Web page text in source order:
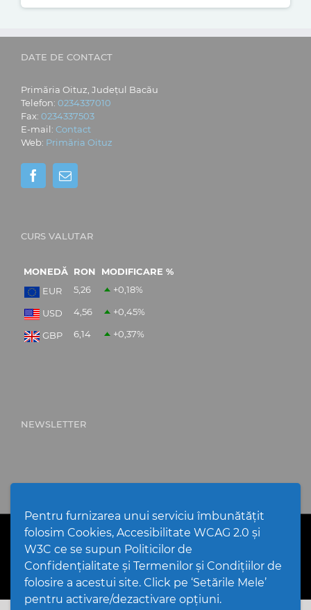
Pentru furnizarea unui serviciu îmbunătățit
folosim Cookies, Accesibilitate WCAG 2.0 și
W3C ce se supun Politicilor de
Confidențialitate și Termenilor și Condițiilor de
folosire a acestui site. Click pe ‘Setările Mele’
pentru activare/dezactivare opțiuni.
DATE DE CONTACT
Primăria Oituz, Județul Bacău
Telefon: 0234337010
Fax: 0234337503
E-mail: Contact
Web: Primăria Oituz
CURS VALUTAR
MONEDĂ RON
MODIFICARE %
EUR
5,26 +0,18%
USD 4,56 +0,45%
GBP 6,14 +0,37%
NEWSLETTER
PPW @2026 |Hartă Website|Setări Cookies și Accesibilitate
Politică de utilizare Cookies |Politică de confidențialitate
Termeni și condiții de utilizare a site-ului